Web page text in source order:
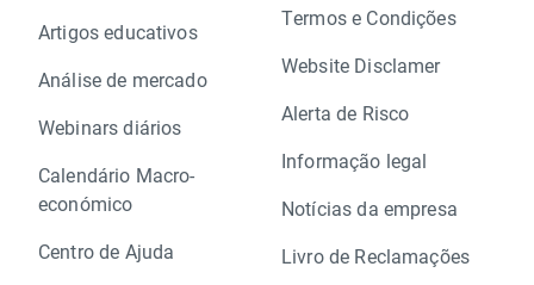
Artigos educativos
Análise de mercado
Webinars diários
Calendário Macro-
económico
Centro de Ajuda
Termos e Condições
Website Disclamer
Alerta de Risco
Informação legal
Notícias da empresa
Livro de Reclamações